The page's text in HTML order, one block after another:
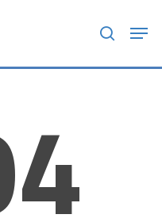
search